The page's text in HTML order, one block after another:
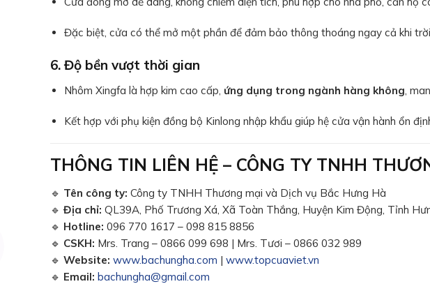
Đặc biệt, cửa có thể mở một phần để đảm bảo thông thoáng ngay cả khi trời
6. Độ bền vượt thời gian
Nhôm Xingfa là hợp kim cao cấp, ứng dụng trong ngành hàng không,
Kết hợp với phụ kiện đồng bộ Kinlong nhập khẩu giúp hệ cửa vận hành ổn
THÔNG TIN LIÊN HỆ – CÔNG TY TNHH
🔹 Tên công ty: Công ty TNHH Thương mại và Dịch vụ Bắc Hưng Hà
🔹 Địa chỉ: QL39A, Phố Trương Xá, Xã Toàn Thắng, Huyện Kim Động, Tỉnh
🔹 Hotline: 096 770 1617 – 098 815 8856
🔹 CSKH: Mrs. Trang – 0866 099 698 | Mrs. Tươi – 0866 032 989
🔹 Website: www.bachungha.com | www.topcuaviet.vn
🔹 Email: bachungha@gmail.com